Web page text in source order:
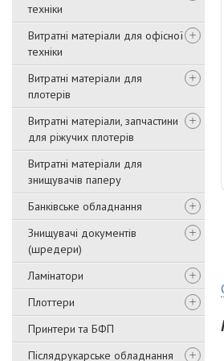
техніки
Витратні матеріали для офісної
техніки
Витратні матеріали для
плотерів
Витратні матеріали, запчастини
для ріжучих плотерів
Витратні матеріали для
знищувачів паперу
Банківське обладнання
Знищувачі документів
(шредери)
Ламінатори
Плоттери
Принтери та БФП
Післядрукарське обладнання